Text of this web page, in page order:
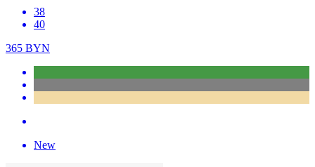
38
40
365 BYN
New